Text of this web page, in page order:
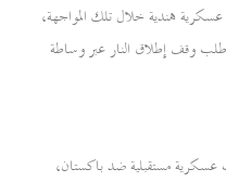
هندية خلال تلك المواجهة،
طلب وقف إطلاق النار عبر وساطة
مستقبلية ضد باكستان،